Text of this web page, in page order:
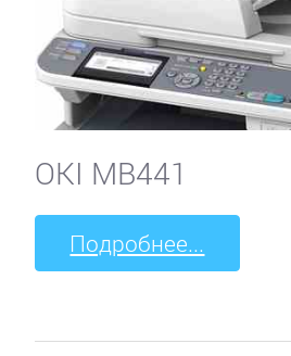
OKI MB441
Подробнее...